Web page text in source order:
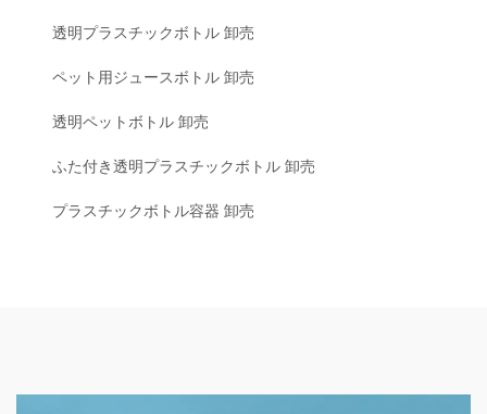
透明プラスチックボトル 卸売
ペット用ジュースボトル 卸売
透明ペットボトル 卸売
ふた付き透明プラスチックボトル 卸売
プラスチックボトル容器 卸売